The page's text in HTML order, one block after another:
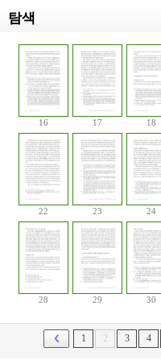
탐색
16 17 18
22 23 24
28 29 30
1 2 3 4